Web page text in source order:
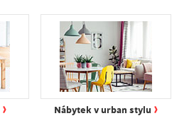
› Nábytek v urban stylu ›